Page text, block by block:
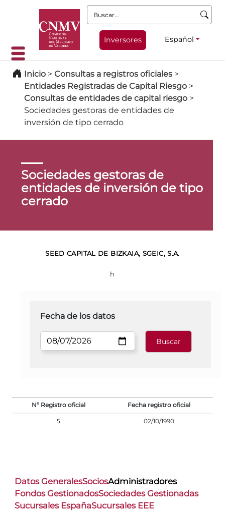
Buscar:
Inversores Español
Inicio > Consultas a registros oficiales >
Entidades Registradas de Capital Riesgo >
Consultas de entidades de capital riesgo >
Sociedades gestoras de entidades de
inversión de tipo cerrado
Sociedades gestoras de
entidades de inversión de tipo
cerrado
SEED CAPITAL DE BIZKAIA, SGEIC, S.A.
h
Fecha de los datos
Nº Registro oficial Fecha registro oficial
5 02/10/1990
Datos GeneralesSociosAdministradores
Fondos GestionadosSociedades Gestionadas
Sucursales EspañaSucursales EEE